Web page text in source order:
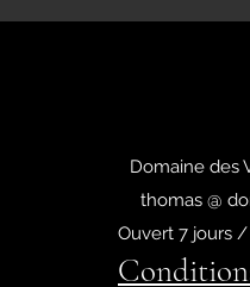
Domaine des
thomas @
Ouvert 7 jours /